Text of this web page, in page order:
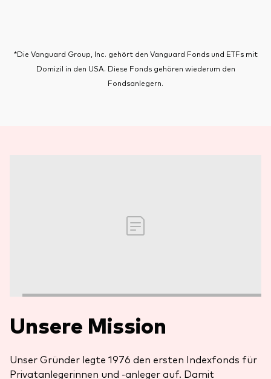
*Die Vanguard Group, Inc. gehört den Vanguard Fonds und ETFs mit
Domizil in den USA. Diese Fonds gehören wiederum den
Fondsanlegern.
Unsere Mission
Unser Gründer legte 1976 den ersten Indexfonds für
Privatanlegerinnen und -anleger auf. Damit